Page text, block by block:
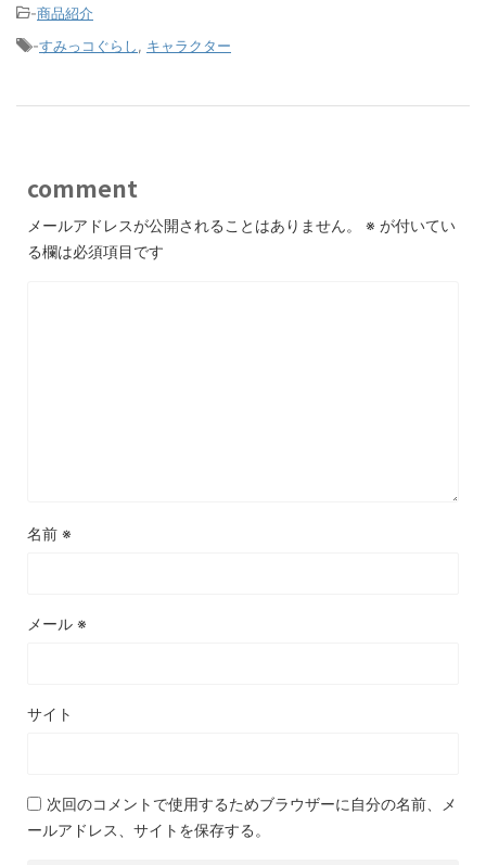
-商品紹介
-すみっコぐらし キャラクター
comment
メールアドレスが公開されることはありません。 ※ が付いてい
る欄は必須項目です
名前 ※
メール ※
サイト
次回のコメントで使用するためブラウザーに自分の名前、メ
ールアドレス、サイトを保存する。